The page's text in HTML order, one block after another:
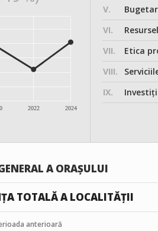
2022 2024
V.
VI.
VII.
Etica
VIII.
IX.
Investițiile,
A ORAȘULUI
TOTALĂ A LOCALITĂȚII
anterioară